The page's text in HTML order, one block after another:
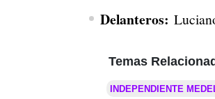
Delanteros:
Temas
INDEPENDIENTE